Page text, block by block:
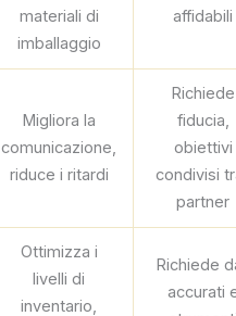
materiali di
imballaggio
affidabili
Migliora la
comunicazione,
riduce i ritardi
Richiede
fiducia,
obiettivi
condivisi
partner
Ottimizza i
livelli di
inventario,
Richiede
accurati